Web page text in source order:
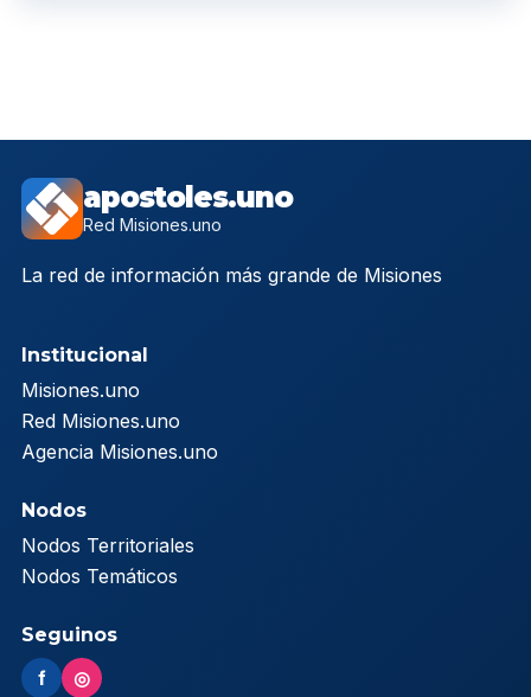
apostoles.uno
Red Misiones.uno
La red de información más grande de Misiones
Institucional
Misiones.uno
Red Misiones.uno
Agencia Misiones.uno
Nodos
Nodos Territoriales
Nodos Temáticos
Seguinos
f ◎